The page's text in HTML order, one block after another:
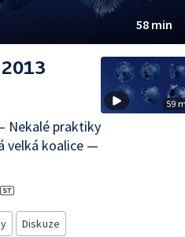
58 min
Nekalé praktiky
velká koalice —
Diskuze
59